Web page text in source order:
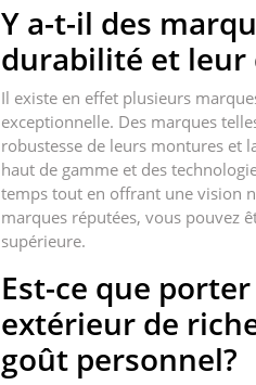
Y a-t-il des
durabilité et leur
Il existe en effet plusieurs
exceptionnelle. Des marques
robustesse de leurs montures et
haut de gamme et des
temps tout en offrant une vision
marques réputées, vous pouvez
supérieure.
Est-ce que
extérieur de
goût personnel?